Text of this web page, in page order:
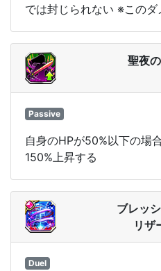
では封じられない ※この
聖夜
Passive
自身のHPが50%以下の場
150%上昇する
ブレッ
リザ
Duel